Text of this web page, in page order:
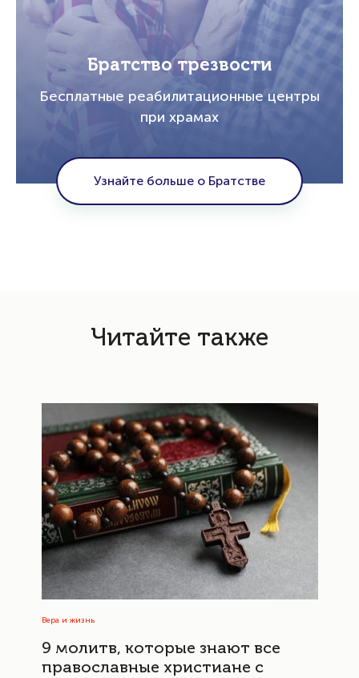
Братство трезвости
Бесплатные реабилитационные центры
при храмах
Узнайте больше о Братстве
Читайте также
Вера и жизнь
9 молитв, которые знают все
православные христиане с